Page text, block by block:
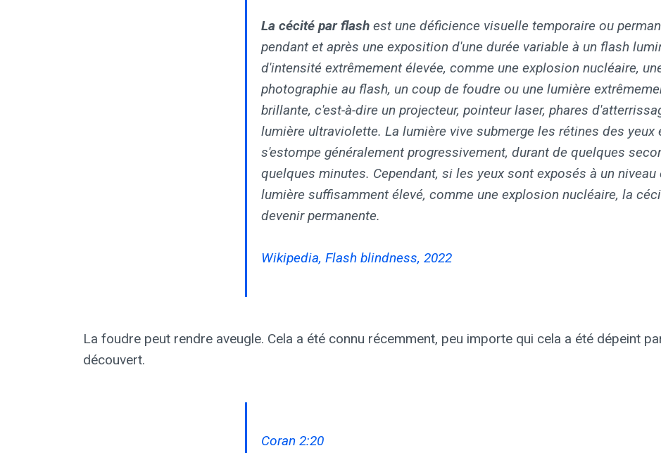
La cécité par flash est une déficience visuelle temporaire ou
pendant et après une exposition d'une durée variable à un flash
d'intensité extrêmement élevée, comme une explosion nucléaire,
photographie au flash, un coup de foudre ou une lumière
brillante, c'est-à-dire un projecteur, pointeur laser, phares
lumière ultraviolette. La lumière vive submerge les rétines des yeux
s'estompe généralement progressivement, durant de quelques
quelques minutes. Cependant, si les yeux sont exposés à un niveau
lumière suffisamment élevé, comme une explosion nucléaire, la
devenir permanente.
Wikipedia, Flash blindness, 2022
La foudre peut rendre aveugle. Cela a été connu récemment, peu importe qui cela a été dépeint
découvert.
Coran 2:20